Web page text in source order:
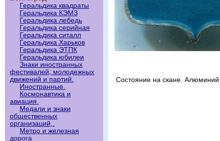
Геральдика квадраты
Геральдика КЭМЗ
Геральдика лебедь
Геральдика серийная
Геральдика ситалл
Геральдика Харьков
Геральдика ЭТПК
Геральдика юбилеи
Знаки иностранных
фестивалей, молодежных
движений и партий.
Иностранные.
Космонавтика и
авиация.
Медали и знаки
общественных
организаций,.
Метро и железная
дорога
Состояние на скане.